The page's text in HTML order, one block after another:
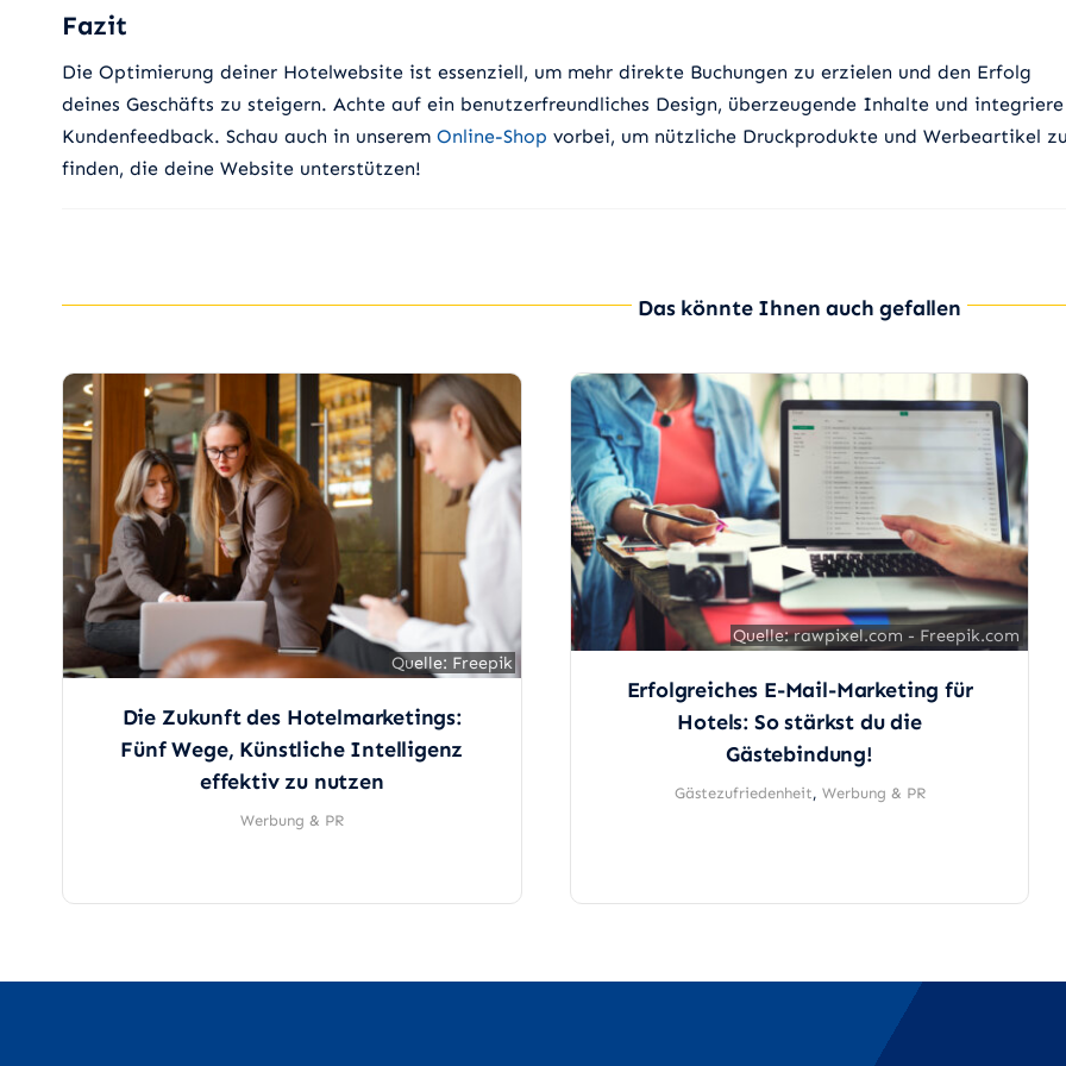
Fazit
Die Optimierung deiner Hotelwebsite ist essenziell, um mehr direkte Buchungen zu erzielen und den Erfolg
deines Geschäfts zu steigern. Achte auf ein benutzerfreundliches Design, überzeugende Inhalte und integriere
Kundenfeedback. Schau auch in unserem Online-Shop vorbei, um nützliche Druckprodukte und Werbeartikel
finden, die deine Website unterstützen!
Das könnte Ihnen auch gefallen
Quelle: Freepik
Die Zukunft des Hotelmarketings:
Fünf Wege, Künstliche Intelligenz
effektiv zu nutzen
Werbung & PR
Quelle: rawpixel.com - Freepik.com
Erfolgreiches E-Mail-Marketing für
Hotels: So stärkst du die
Gästebindung!
Gästezufriedenheit, Werbung & PR